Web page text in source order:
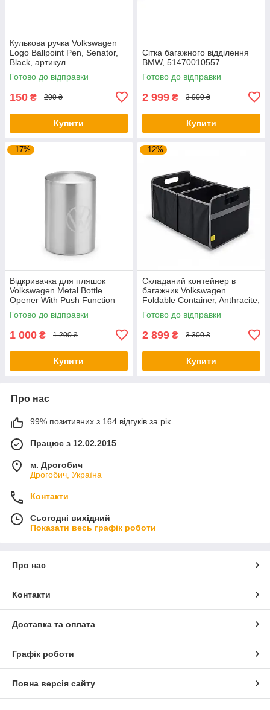
Кулькова ручка Volkswagen
Logo Ballpoint Pen, Senator,
Black, артикул
000087703ME041
Готово до відправки
150 ₴ 200 ₴
Купити
Сітка багажного відділення
BMW, 51470010557
Готово до відправки
2 999 ₴ 3 900 ₴
Купити
–17%
Відкривачка для пляшок
Volkswagen Metal Bottle
Opener With Push Function
NM, артикул
000087703LTJKA
Готово до відправки
1 000 ₴ 1 200 ₴
Купити
–12%
Складаний контейнер в
багажник Volkswagen
Foldable Container, Anthracite,
артикул 5H0061104
Готово до відправки
2 899 ₴ 3 300 ₴
Купити
Про нас
99% позитивних з 164 відгуків за рік
Працює з 12.02.2015
м. Дрогобич
Дрогобич, Україна
Контакти
Сьогодні вихідний
Показати весь графік роботи
Про нас
Контакти
Доставка та оплата
Графік роботи
Повна версія сайту